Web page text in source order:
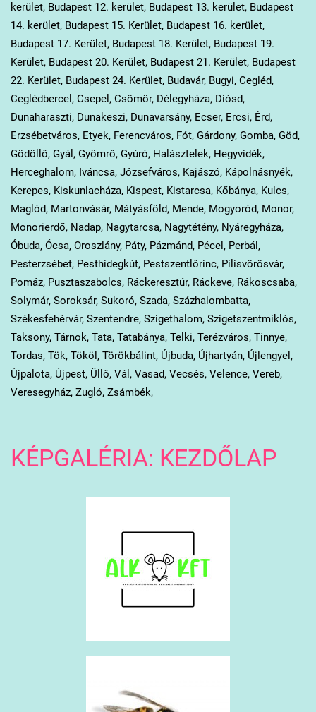
kerület, Budapest 12. kerület, Budapest 13. kerület, Budapest
14. kerület, Budapest 15. Kerület, Budapest 16. kerület,
Budapest 17. Kerület, Budapest 18. Kerület, Budapest 19.
Kerület, Budapest 20. Kerület, Budapest 21. Kerület, Budapest
22. Kerület, Budapest 24. Kerület, Budavár, Bugyi, Cegléd,
Ceglédbercel, Csepel, Csömör, Délegyháza, Diósd,
Dunaharaszti, Dunakeszi, Dunavarsány, Ecser, Ercsi, Érd,
Erzsébetváros, Etyek, Ferencváros, Fót, Gárdony, Gomba, Göd,
Gödöllő, Gyál, Gyömrő, Gyúró, Halásztelek, Hegyvidék,
Herceghalom, Iváncsa, Józsefváros, Kajászó, Kápolnásnyék,
Kerepes, Kiskunlacháza, Kispest, Kistarcsa, Kőbánya, Kulcs,
Maglód, Martonvásár, Mátyásföld, Mende, Mogyoród, Monor,
Monorierdő, Nadap, Nagytarcsa, Nagytétény, Nyáregyháza,
Óbuda, Ócsa, Oroszlány, Páty, Pázmánd, Pécel, Perbál,
Pesterzsébet, Pesthidegkút, Pestszentlőrinc, Pilisvörösvár,
Pomáz, Pusztaszabolcs, Ráckeresztúr, Ráckeve, Rákoscsaba,
Solymár, Soroksár, Sukoró, Szada, Százhalombatta,
Székesfehérvár, Szentendre, Szigethalom, Szigetszentmiklós,
Taksony, Tárnok, Tata, Tatabánya, Telki, Terézváros, Tinnye,
Tordas, Tök, Tököl, Törökbálint, Újbuda, Újhartyán, Újlengyel,
Újpalota, Újpest, Üllő, Vál, Vasad, Vecsés, Velence, Vereb,
Veresegyház, Zugló, Zsámbék,
KÉPGALÉRIA: KEZDŐLAP